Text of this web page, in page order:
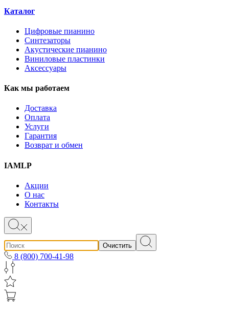
Каталог
Цифровые пианино
Синтезаторы
Акустические пианино
Виниловые пластинки
Аксессуары
Как мы работаем
Доставка
Оплата
Услуги
Гарантия
Возврат и обмен
IAMLP
Акции
О нас
Контакты
Очистить
8 (800) 700-41-98